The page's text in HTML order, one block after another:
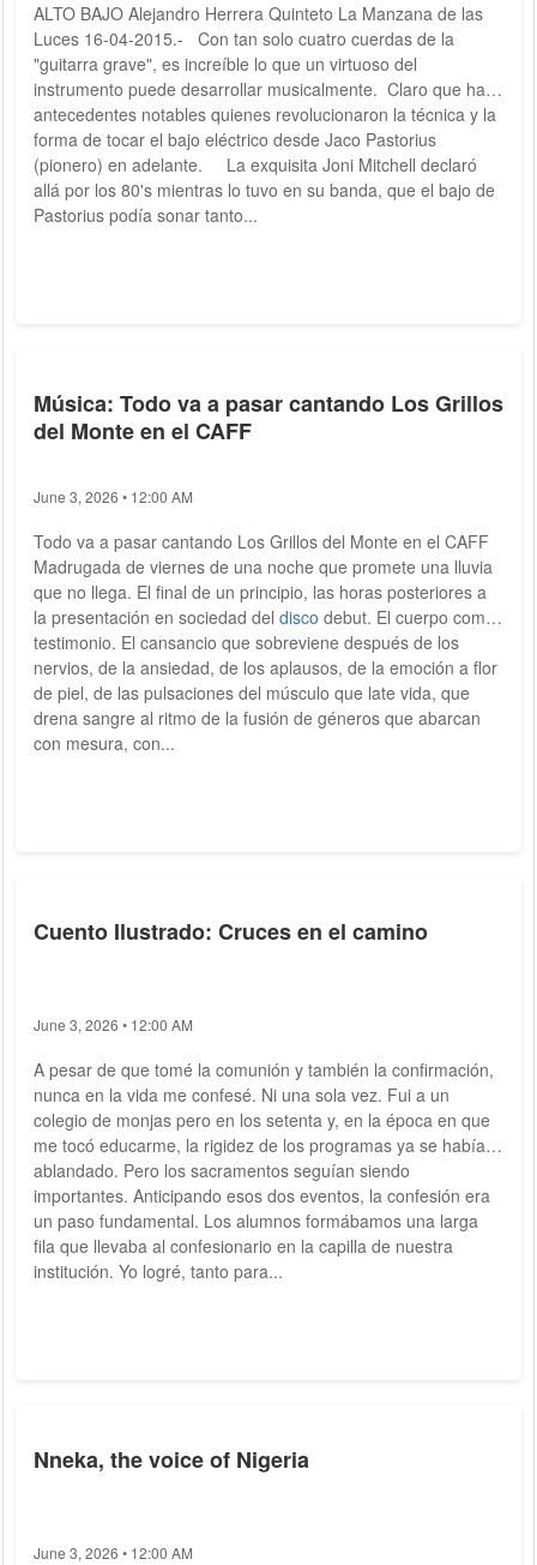
ALTO BAJO Alejandro Herrera Quinteto La Manzana de las
Luces 16-04-2015.- Con tan solo cuatro cuerdas de la
"guitarra grave", es increíble lo que un virtuoso del
instrumento puede desarrollar musicalmente. Claro que hay
antecedentes notables quienes revolucionaron la técnica y la
forma de tocar el bajo eléctrico desde Jaco Pastorius
(pionero) en adelante. La exquisita Joni Mitchell declaró
allá por los 80's mientras lo tuvo en su banda, que el bajo de
Pastorius podía sonar tanto...
Música: Todo va a pasar cantando Los Grillos
del Monte en el CAFF
June 3, 2026 • 12:00 AM
Todo va a pasar cantando Los Grillos del Monte en el CAFF
Madrugada de viernes de una noche que promete una lluvia
que no llega. El final de un principio, las horas posteriores a
la presentación en sociedad del disco debut. El cuerpo como
testimonio. El cansancio que sobreviene después de los
nervios, de la ansiedad, de los aplausos, de la emoción a flor
de piel, de las pulsaciones del músculo que late vida, que
drena sangre al ritmo de la fusión de géneros que abarcan
con mesura, con...
Cuento Ilustrado: Cruces en el camino
June 3, 2026 • 12:00 AM
A pesar de que tomé la comunión y también la confirmación,
nunca en la vida me confesé. Ni una sola vez. Fui a un
colegio de monjas pero en los setenta y, en la época en que
me tocó educarme, la rigidez de los programas ya se había
ablandado. Pero los sacramentos seguían siendo
importantes. Anticipando esos dos eventos, la confesión era
un paso fundamental. Los alumnos formábamos una larga
fila que llevaba al confesionario en la capilla de nuestra
institución. Yo logré, tanto para...
Nneka, the voice of Nigeria
June 3, 2026 • 12:00 AM